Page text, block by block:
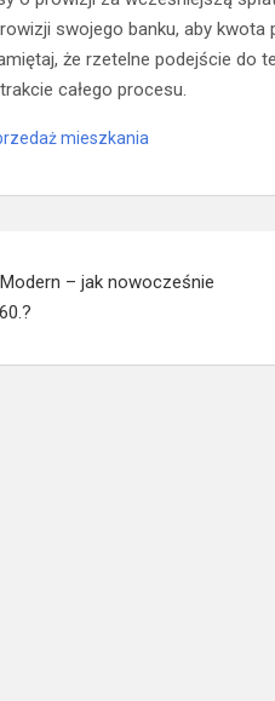
swojego banku, aby
że rzetelne podejście
całego procesu.
mieszkania
– jak nowocześnie